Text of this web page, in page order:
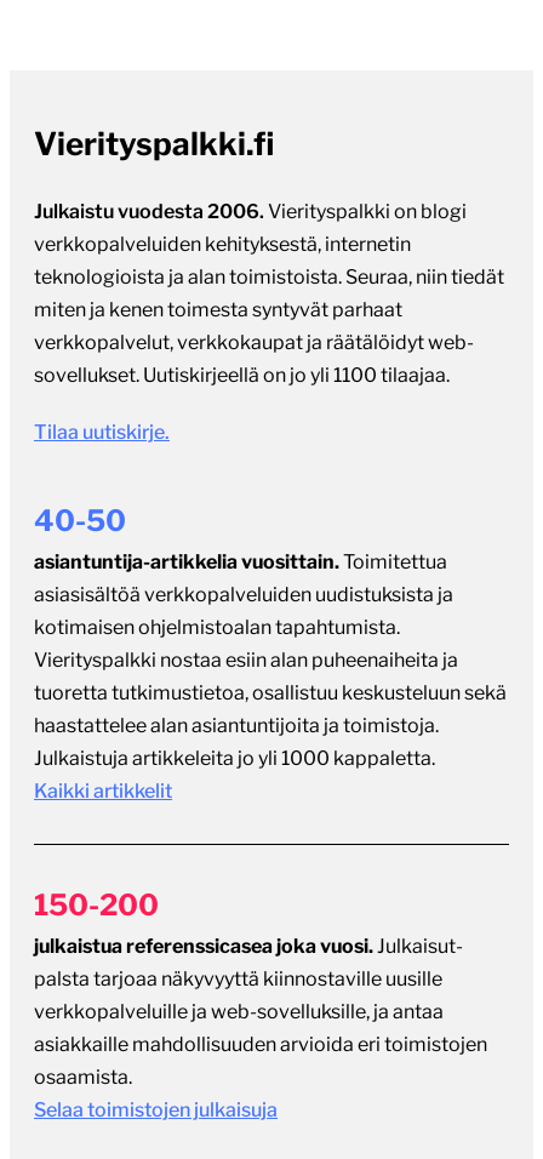
Vierityspalkki.fi
Julkaistu vuodesta 2006. Vierityspalkki on blogi
verkkopalveluiden kehityksestä, internetin
teknologioista ja alan toimistoista. Seuraa, niin tiedät
miten ja kenen toimesta syntyvät parhaat
verkkopalvelut, verkkokaupat ja räätälöidyt web-
sovellukset. Uutiskirjeellä on jo yli 1100 tilaajaa.
Tilaa uutiskirje.
40-50
asiantuntija-artikkelia vuosittain.Toimitettua
asiasisältöä verkkopalveluiden uudistuksista ja
kotimaisen ohjelmistoalan tapahtumista.
Vierityspalkki nostaa esiin alan puheenaiheita ja
tuoretta tutkimustietoa, osallistuu keskusteluun sekä
haastattelee alan asiantuntijoita ja toimistoja.
Julkaistuja artikkeleita jo yli 1000 kappaletta.
Kaikki artikkelit
150-200
julkaistua referenssicasea joka vuosi. Julkaisut-
palsta tarjoaa näkyvyyttä kiinnostaville uusille
verkkopalveluille ja web-sovelluksille, ja antaa
asiakkaille mahdollisuuden arvioida eri toimistojen
osaamista.
Selaa toimistojen julkaisuja